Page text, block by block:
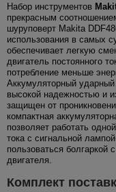
Набор инструментов
прекрасным
шуруповерт Makita
использования в самых
обеспечивает легкую
двигатель постоянного
потребление меньше
Аккумуляторный
высокой надежностью и
защищен от
компактная
позволяет работать
тока с сигнальной
пользоваться болгаркой
двигателя.
Комплект